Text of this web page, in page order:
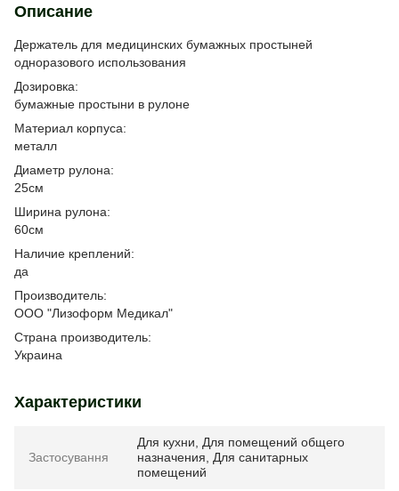
Описание
Держатель для медицинских бумажных простыней
одноразового использования
Дозировка:
бумажные простыни в рулоне
Материал корпуса:
металл
Диаметр рулона:
25см
Ширина рулона:
60см
Наличие креплений:
да
Производитель:
ООО "Лизоформ Медикал"
Страна производитель:
Украина
Характеристики
Застосування
Для кухни, Для помещений общего
назначения, Для санитарных
помещений